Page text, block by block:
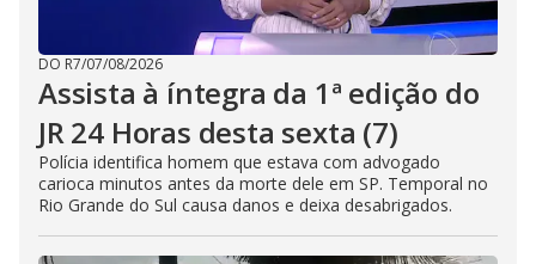
DO R7/07/08/2026
Assista à íntegra da 1ª edição do
JR 24 Horas desta sexta (7)
Polícia identifica homem que estava com advogado
carioca minutos antes da morte dele em SP. Temporal no
Rio Grande do Sul causa danos e deixa desabrigados.